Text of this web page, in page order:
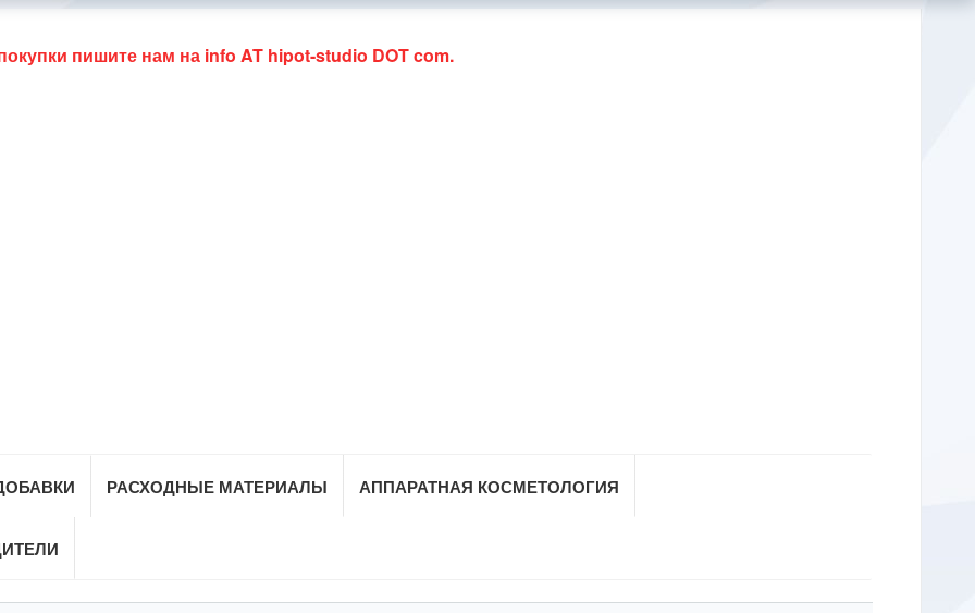
пишите нам на info AT hipot-studio DOT com.
РАСХОДНЫЕ МАТЕРИАЛЫ АППАРАТНАЯ КОСМЕТОЛОГИЯ